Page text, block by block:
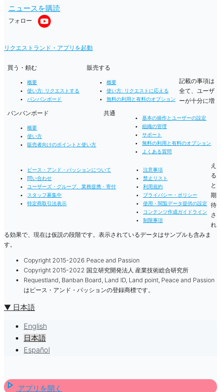
ニュースを購読
フォロー
リクエストランド・アプリを起動
買う・頼む
概要
使い方: リクエストする
バンバンボード
販売する
概要
使い方: リクエストに応える
無料の利用と有料のオプション
バンバンボード
概要
使い方
販売者向けのポイントと使い方
共通
基本の操作とユーザーの設定
組織の管理
サポート
無料の利用と有料のオプション
よくある質問
ピース・アンド・パッションについて
問い合わせ
ユーザーズ・グループ、業務提携・寄付
スタッフ募集中
特定商取引法表示
注意事項
禁止リスト
利用規約
プライバシー・ポリシー
使用・閲覧データ提供の設定
コンテンツ作成ガイドライン
制限事項
記載の事項は
全て、ユーザ
ーが十分に増
え
る
と
期
待
さ
れ
る効果で、現在は仮説の段階です。表示されているデータはサンプルも含みま
す。
Copyright 2015-2026 Peace and Passion
Copyright 2015-2022 国立研究開発法人 産業技術総合研究所
Requestland, Banban Board, Land ID, Land point, Peace and Passion
はピース・アンド・パッションの登録商標です。
▼ 日本語
English
日本語
Español
play_arrow アプリを開く